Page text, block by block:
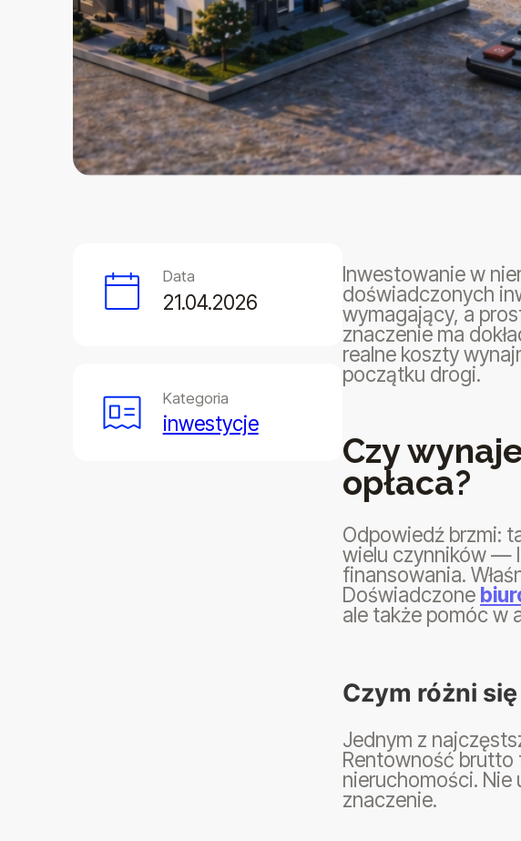
Data
21.04.2026
Kategoria
inwestycje
Inwestowanie w
doświadczonych
wymagający, a
znaczenie ma
realne koszty
początku drogi.
Czy
opłaca?
Odpowiedź brzmi:
wielu czynników —
finansowania.
Doświadczone
ale także pomóc w
Czym różni
Jednym z
Rentowność brutto
nieruchomości.
znaczenie.